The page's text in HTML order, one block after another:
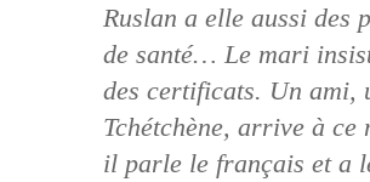
Ruslan a elle aussi des
de santé… Le mari
des certificats. Un ami,
Tchétchène, arrive à ce
il parle le français et a